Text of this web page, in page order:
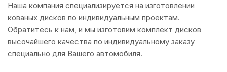
Наша компания специализируется на изготовлении
кованых дисков по индивидуальным проектам.
Обратитесь к нам, и мы изготовим комплект дисков
высочайшего качества по индивидуальному заказу
специально для Вашего автомобиля.